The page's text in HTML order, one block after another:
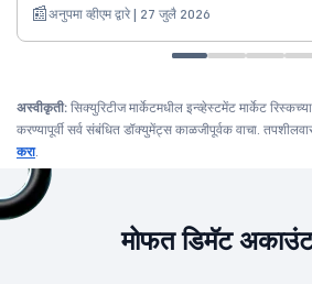
अनुपमा व्हीएम द्वारे | 27 जुलै 2026
अस्वीकृती: सिक्युरिटीज मार्केटमधील इन्व्हेस्टमेंट मार्केट
करण्यापूर्वी सर्व संबंधित डॉक्युमेंट्स काळजीपूर्वक वाचा.
करा.
मोफत डिमॅट